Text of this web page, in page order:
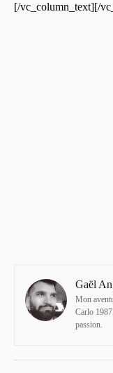
[/vc_column_text][/
Gaël
Mon
Carlo
passion.